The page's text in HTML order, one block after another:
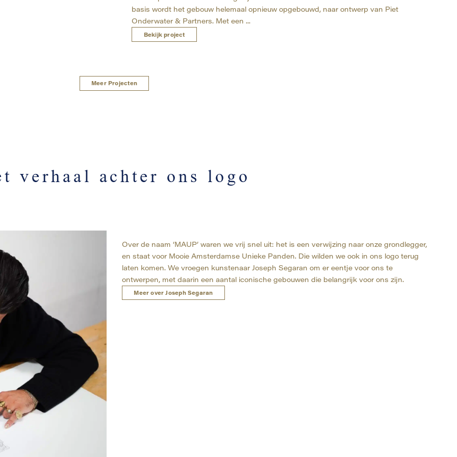
basis wordt het gebouw helemaal opnieuw opgebouwd, naar ontwerp van Piet
Onderwater & Partners. Met een ...
Bekijk project
Meer Projecten
verhaal achter ons logo
Over de naam ‘MAUP’ waren we vrij snel uit: het is een verwijzing naar onze grondlegger,
en staat voor Mooie Amsterdamse Unieke Panden. Die wilden we ook in ons logo terug
laten komen. We vroegen kunstenaar Joseph Segaran om er eentje voor ons te
ontwerpen, met daarin een aantal iconische gebouwen die belangrijk voor ons zijn.
Meer over Joseph Segaran